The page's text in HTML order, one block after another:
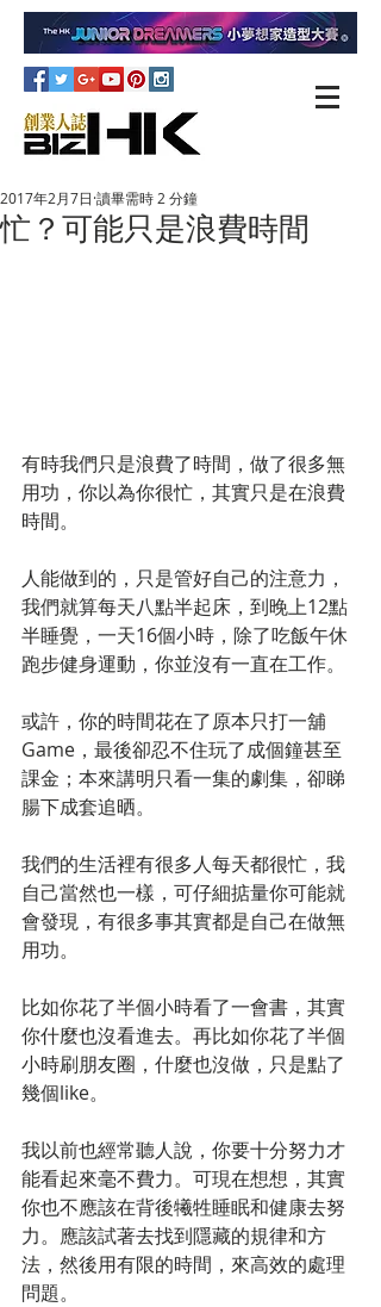
忙？可能只是浪費時間
2017年2月7日 讀畢需時 2 分鐘
有時我們只是浪費了時間，做了很多無
用功，你以為你很忙，其實只是在浪費
時間。
人能做到的，只是管好自己的注意力，
我們就算每天八點半起床，到晚上12點
半睡覺，一天16個小時，除了吃飯午休
跑步健身運動，你並沒有一直在工作。
或許，你的時間花在了原本只打一舖
Game，最後卻忍不住玩了成個鐘甚至
課金；本來講明只看一集的劇集，卻睇
腸下成套追晒。
我們的生活裡有很多人每天都很忙，我
自己當然也一樣，可仔細掂量你可能就
會發現，有很多事其實都是自己在做無
用功。
比如你花了半個小時看了一會書，其實
你什麼也沒看進去。再比如你花了半個
小時刷朋友圈，什麼也沒做，只是點了
幾個like。
我以前也經常聽人說，你要十分努力才
能看起來毫不費力。可現在想想，其實
你也不應該在背後犧牲睡眠和健康去努
力。應該試著去找到隱藏的規律和方
法，然後用有限的時間，來高效的處理
問題。